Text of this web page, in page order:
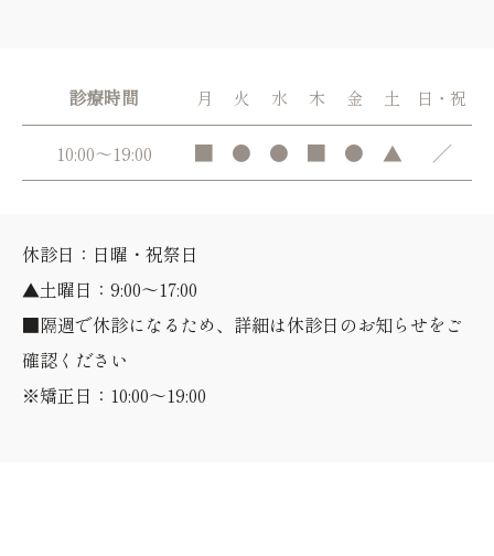
診療時間 月 火 水 木 金 土 日・祝
10:00～19:00 ■ ● ● ■ ● ▲ ／
休診日：日曜・祝祭日
▲土曜日：9:00～17:00
■隔週で休診になるため、詳細は休診日のお知らせをご
確認ください
※矯正日：10:00～19:00